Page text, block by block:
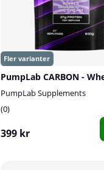
PumpLab Supplements
0
399 kr